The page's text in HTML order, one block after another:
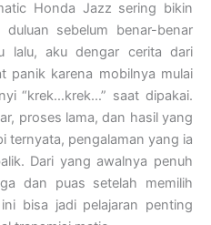
Honda Jazz sering bikin
sebelum benar-benar
lalu, aku dengar cerita dari
panik karena mobilnya mulai
“krek…krek…” saat dipakai.
proses lama, dan hasil yang
ternyata, pengalaman yang ia
Dari yang awalnya penuh
dan puas setelah memilih
bisa jadi pelajaran penting